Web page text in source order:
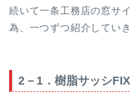
続いて一条工務店の窓サ
為、一つずつ紹介していき
2－1．樹脂サッシ